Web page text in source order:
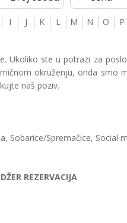
I J K L M N O P
Ukoliko ste u potrazi za
okruženju, onda smo
naš poziv.
Sobarice/Spremačice, Social
REZERVACIJA